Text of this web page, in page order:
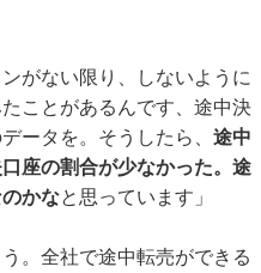
がない限り、しないように
ことがあるんです、途中決
ータを。そうしたら、 途中
座の割合が少なかった。途
かなと思っています」
。全社で途中転売ができる